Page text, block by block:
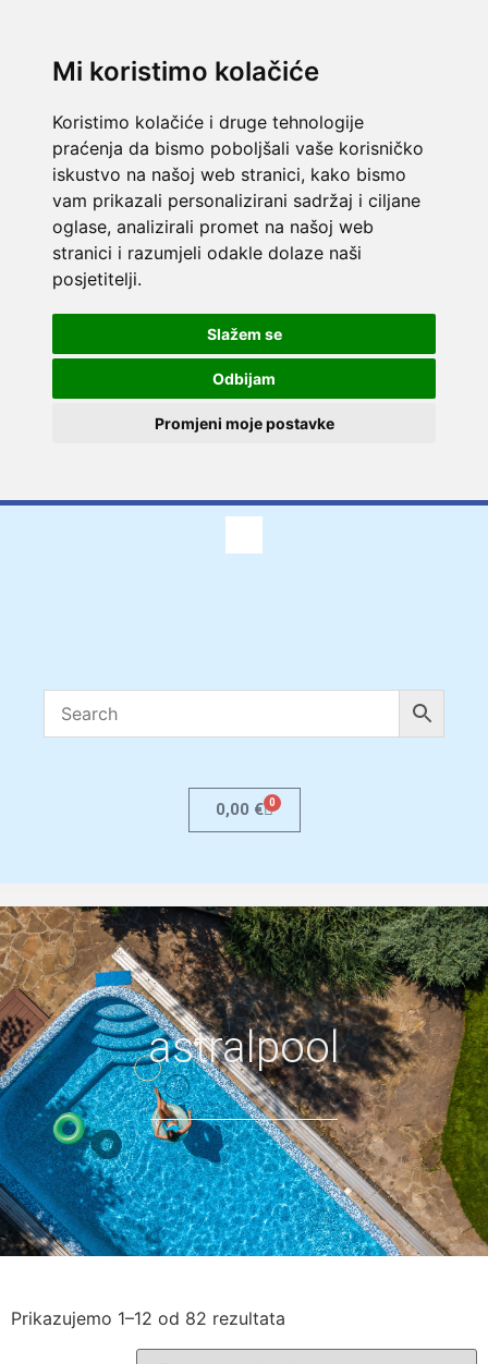
Mi koristimo kolačiće
Koristimo kolačiće i druge tehnologije
praćenja da bismo poboljšali vaše korisničko
iskustvo na našoj web stranici, kako bismo
vam prikazali personalizirani sadržaj i ciljane
oglase, analizirali promet na našoj web
stranici i razumjeli odakle dolaze naši
posjetitelji.
Slažem se
Odbijam
Promjeni moje postavke
0,00 € 0
astralpool
Prikazujemo 1–12 od 82 rezultata